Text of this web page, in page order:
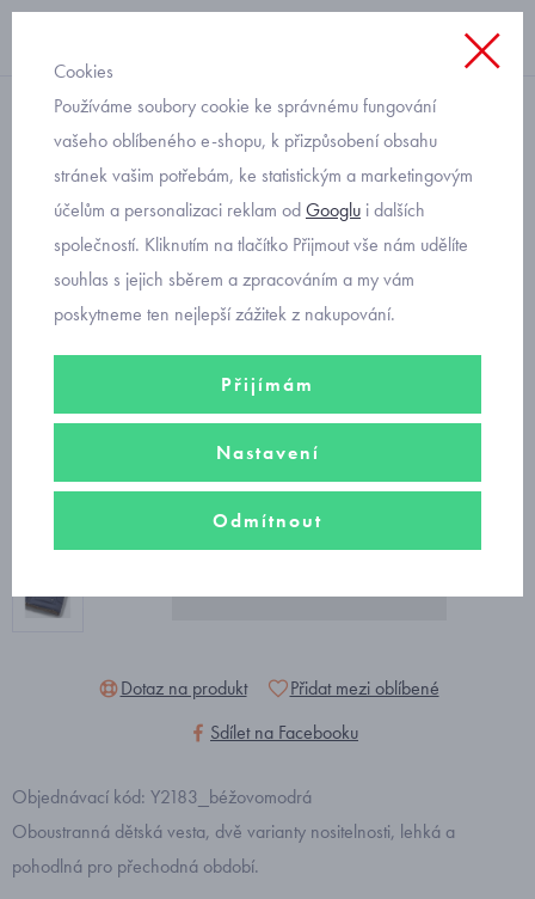
prošívaná vesta
dětská oboustranná
přechodová vesta Mayoral
2348-27
Dotaz na produkt
Přidat mezi oblíbené
Sdílet na Facebooku
Objednávací kód: Y2183_béžovomodrá
Oboustranná dětská vesta, dvě varianty nositelnosti, lehká a
pohodlná pro přechodná období.
Cookies
Používáme soubory cookie ke správnému fungování
vašeho oblíbeného e-shopu, k přizpůsobení obsahu
stránek vašim potřebám, ke statistickým a marketingovým
účelům a personalizaci reklam odGooglu i dalších
společností. Kliknutím na tlačítko Přijmout vše nám udělíte
souhlas s jejich sběrem a zpracováním a my vám
poskytneme ten nejlepší zážitek z nakupování.
Přijímám
Nastavení
Odmítnout